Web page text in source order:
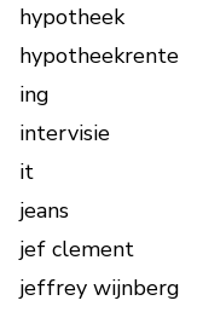
hypotheek
hypotheekrente
ing
intervisie
it
jeans
jef clement
jeffrey wijnberg